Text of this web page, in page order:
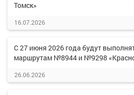
Томск»
16.07.2026
С 27 июня 2026 года будут
маршрутам №8944 и №9298
26.06.2026